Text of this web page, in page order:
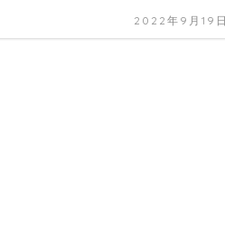
2022年9月19